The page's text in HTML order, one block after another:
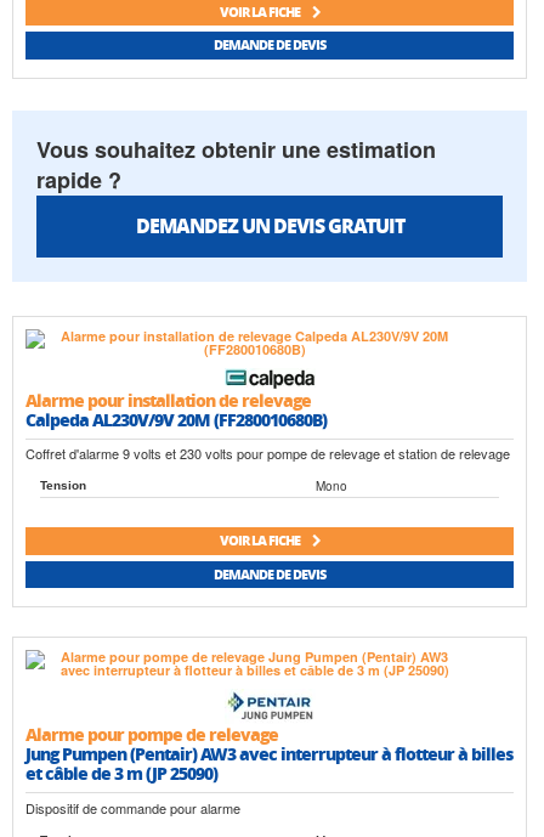
VOIR LA FICHE
DEMANDE DE DEVIS
Vous souhaitez obtenir une estimation
rapide ?
DEMANDEZ UN DEVIS GRATUIT
Alarme pour installation de relevage
Calpeda AL230V/9V 20M (FF280010680B)
Coffret d'alarme 9 volts et 230 volts pour pompe de relevage et station de relevage
Tension Mono
VOIR LA FICHE
DEMANDE DE DEVIS
Alarme pour pompe de relevage
Jung Pumpen (Pentair) AW3 avec interrupteur à flotteur à billes
et câble de 3 m (JP 25090)
Dispositif de commande pour alarme